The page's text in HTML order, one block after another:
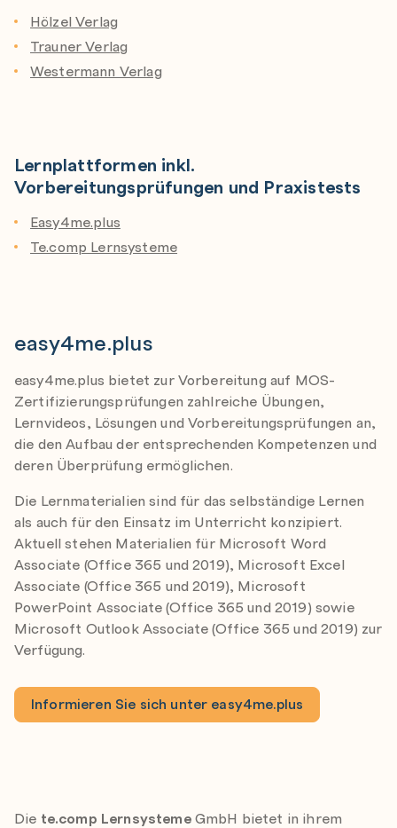
Hölzel Verlag
Trauner Verlag
Westermann Verlag
Lernplattformen inkl.
Vorbereitungsprüfungen und Praxistests
Easy4me.plus
Te.comp Lernsysteme
easy4me.plus
easy4me.plus bietet zur Vorbereitung auf MOS-
Zertifizierungsprüfungen zahlreiche Übungen,
Lernvideos, Lösungen und Vorbereitungsprüfungen an,
die den Aufbau der entsprechenden Kompetenzen und
deren Überprüfung ermöglichen.
Die Lernmaterialien sind für das selbständige Lernen
als auch für den Einsatz im Unterricht konzipiert.
Aktuell stehen Materialien für Microsoft Word
Associate (Office 365 und 2019), Microsoft Excel
Associate (Office 365 und 2019), Microsoft
PowerPoint Associate (Office 365 und 2019) sowie
Microsoft Outlook Associate (Office 365 und 2019) zur
Verfügung.
Informieren Sie sich unter easy4me.plus
Lernsysteme
Die te.comp LernsystemeGmbH bietet in ihrem